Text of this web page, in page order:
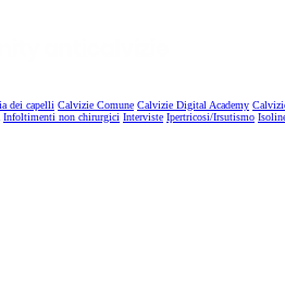
dei capelli Calvizie Comune Calvizie Digital Academy
Infoltimenti non chirurgici Interviste Ipertricosi/Irsutismo